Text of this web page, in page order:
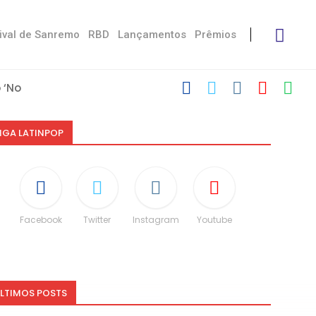
de Sanremo RBD Lançamentos Prêmios
Stress’
LATINPOP
Facebook Twitter Instagram Youtube
POSTS